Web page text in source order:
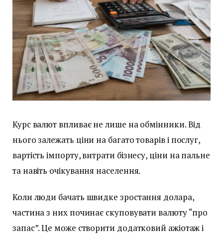
Курс валют впливає не лише на обмінники. Від
нього залежать ціни на багато товарів і послуг,
вартість імпорту, витрати бізнесу, ціни на пальне
та навіть очікування населення.
Коли люди бачать швидке зростання долара,
частина з них починає скуповувати валюту “про
запас”. Це може створити додатковий ажіотаж і